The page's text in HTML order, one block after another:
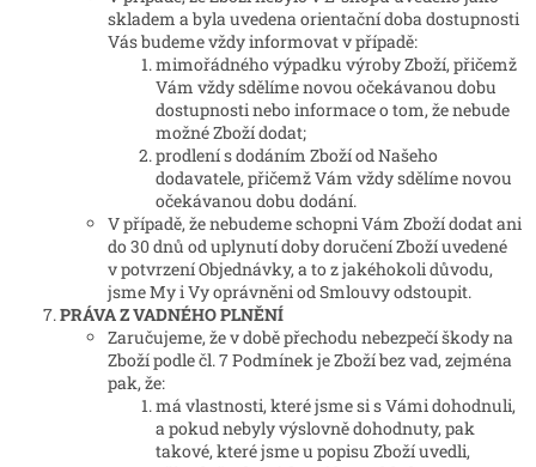
skladem a byla uvedena orientační doba dostupnosti
Vás budeme vždy informovat v případě:
mimořádného výpadku výroby Zboží, přičemž
Vám vždy sdělíme novou očekávanou dobu
dostupnosti nebo informace o tom, že nebude
možné Zboží dodat;
prodlení s dodáním Zboží od Našeho
dodavatele, přičemž Vám vždy sdělíme novou
očekávanou dobu dodání.
V případě, že nebudeme schopni Vám Zboží dodat ani
do 30 dnů od uplynutí doby doručení Zboží uvedené
v potvrzení Objednávky, a to z jakéhokoli důvodu,
jsme My i Vy oprávněni od Smlouvy odstoupit.
PRÁVA Z VADNÉHO PLNĚNÍ
Zaručujeme, že v době přechodu nebezpečí škody na
Zboží podle čl. 7 Podmínek je Zboží bez vad, zejména
pak, že:
má vlastnosti, které jsme si s Vámi dohodnuli,
a pokud nebyly výslovně dohodnuty, pak
takové, které jsme u popisu Zboží uvedli,